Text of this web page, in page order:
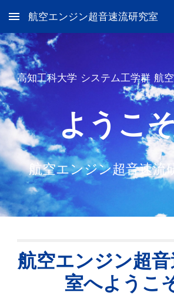
Skip to main content
航空エンジン超音速流研究室
高知工科大学 システム工学群 航
ようこ
航空エンジン超音速流
航空エンジン超
室へようこ